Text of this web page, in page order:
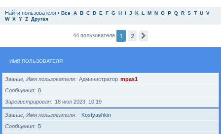
Найти пользователя • Все A B C D E F G H I J K L M N O P Q R S T U V
W X Y Z Другая
44 пользователя 1 2
ИМЯ ПОЛЬЗОВАТЕЛЯ
Звание, Имя пользователя Администратор mpas1
Сообщения
8
Зарегистрирован
18 июл 2023, 10:19
Звание, Имя пользователя
Kostyashkin
Сообщения
5